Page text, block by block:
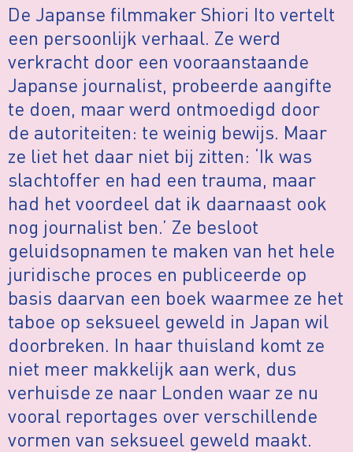
De Japanse filmmaker Shiori Ito vertelt
een persoonlijk verhaal. Ze werd
verkracht door een vooraanstaande
Japanse journalist, probeerde aangifte
te doen, maar werd ontmoedigd door
de autoriteiten: te weinig bewijs. Maar
ze liet het daar niet bij zitten: ‘Ik was
slachtoffer en had een trauma, maar
had het voordeel dat ik daarnaast ook
nog journalist ben.’ Ze besloot
geluidsopnamen te maken van het hele
juridische proces en publiceerde op
basis daarvan een boek waarmee ze het
taboe op seksueel geweld in Japan wil
doorbreken. In haar thuisland komt ze
niet meer makkelijk aan werk, dus
verhuisde ze naar Londen waar ze nu
vooral reportages over verschillende
vormen van seksueel geweld maakt.